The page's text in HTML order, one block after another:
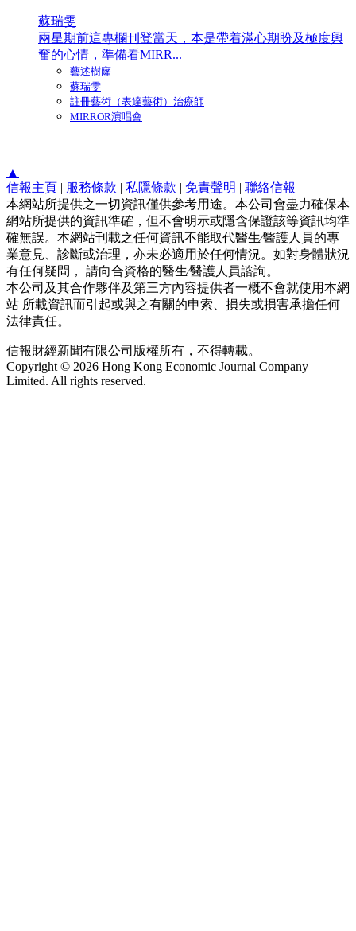
蘇瑞雯
兩星期前這專欄刊登當天，本是帶着滿心期盼及極度興
奮的心情，準備看MIRR...
藝述樹窿
蘇瑞雯
註冊藝術（表達藝術）治療師
MIRROR演唱會
▲
信報主頁 | 服務條款 | 私隱條款 | 免責聲明 | 聯絡信報
本網站所提供之一切資訊僅供參考用途。本公司會盡力確保本
網站所提供的資訊準確，但不會明示或隱含保證該等資訊均準
確無誤。本網站刊載之任何資訊不能取代醫生∕醫護人員的專
業意見、診斷或治理，亦未必適用於任何情況。如對身體狀況
有任何疑問， 請向合資格的醫生∕醫護人員諮詢。
本公司及其合作夥伴及第三方內容提供者一概不會就使用本網
站 所載資訊而引起或與之有關的申索、損失或損害承擔任何
法律責任。
信報財經新聞有限公司版權所有，不得轉載。
Copyright © 2026 Hong Kong Economic Journal Company
Limited. All rights reserved.